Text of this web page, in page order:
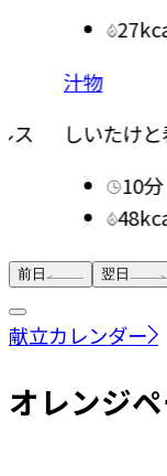
ス
汁物
しいたけ
10分
前日 翌日
献立カレンダー
オレンジ